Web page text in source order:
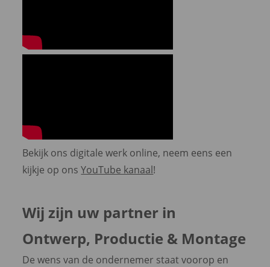
Bekijk ons digitale werk online, neem eens een
kijkje op onsYouTube kanaal!
Wij zijn uw partner in
Ontwerp, Productie & Montage
De wens van de ondernemer staat voorop en